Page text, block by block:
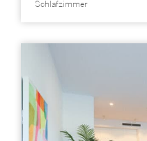
Schlafzimmer